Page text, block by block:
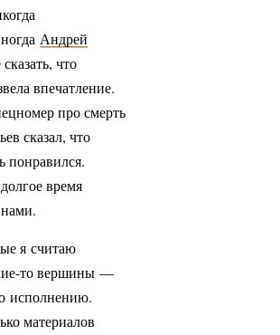
Андрей
что
впечатление.
про смерть
сказал, что
понравился.
время
я считаю
то вершины —
исполнению.
материалов